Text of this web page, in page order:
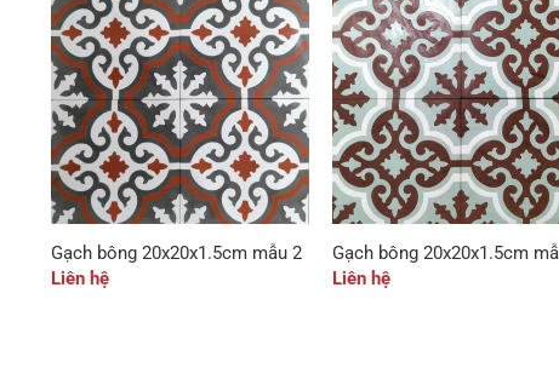
Gạch bông 20x20x1.5cm mẫu 2
Liên hệ
Gạch bông 20x20x1.5cm
Liên hệ